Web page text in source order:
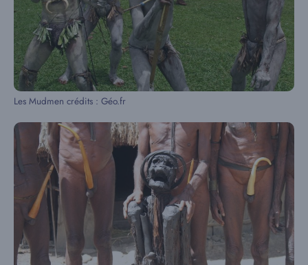
Les Mudmen crédits : Géo.fr